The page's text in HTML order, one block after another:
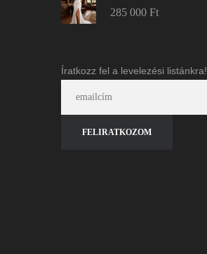
285 000 Ft
Íratkozz fel a levelezési listánkra!